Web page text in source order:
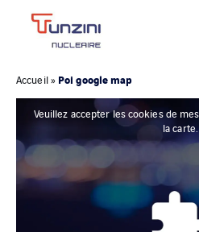
Accueil» Poi google map
Veuillez accepter les cookies de
la carte.